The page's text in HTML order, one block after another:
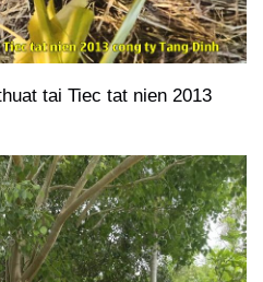
tai Tiec tat nien 2013